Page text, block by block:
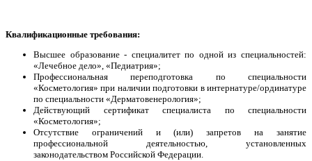
Квалификационные требования:
Высшее образование - специалитет по одной из специальностей:
«Лечебное дело», «Педиатрия»;
Профессиональная переподготовка по специальности
«Косметология» при наличии подготовки в интернатуре/ординатуре
по специальности «Дерматовенерология»;
Действующий сертификат специалиста по специальности
«Косметология»;
Отсутствие ограничений и (или) запретов на занятие
профессиональной деятельностью, установленных
законодательством Российской Федерации.